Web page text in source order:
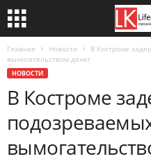
Главная Новости
В Костроме
вымогательством денег
НОВОСТИ
В Костроме